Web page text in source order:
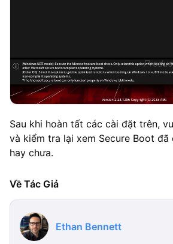
Sau khi hoàn tất các cài đặt trên,
và kiểm tra lại xem Secure Boot
hay chưa.
Về Tác Giả
Ethan Bennett